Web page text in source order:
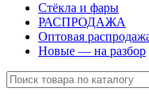
Стёкла и фары
РАСПРОДАЖА
Оптовая
Новые — на разбор